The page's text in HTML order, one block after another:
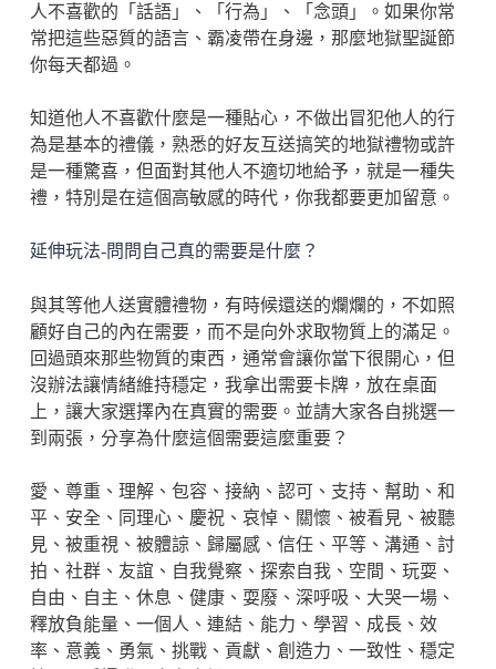
人不喜歡的「話語」、「行為」、「念頭」。如果你常
常把這些惡質的語言、霸凌帶在身邊，那麼地獄聖誕節
你每天都過。
知道他人不喜歡什麼是一種貼心，不做出冒犯他人的行
為是基本的禮儀，熟悉的好友互送搞笑的地獄禮物或許
是一種驚喜，但面對其他人不適切地給予，就是一種失
禮，特別是在這個高敏感的時代，你我都要更加留意。
延伸玩法-問問自己真的需要是什麼？
與其等他人送實體禮物，有時候還送的爛爛的，不如照
顧好自己的內在需要，而不是向外求取物質上的滿足。
回過頭來那些物質的東西，通常會讓你當下很開心，但
沒辦法讓情緒維持穩定，我拿出需要卡牌，放在桌面
上，讓大家選擇內在真實的需要。並請大家各自挑選一
到兩張，分享為什麼這個需要這麼重要？
愛、尊重、理解、包容、接納、認可、支持、幫助、和
平、安全、同理心、慶祝、哀悼、關懷、被看見、被聽
見、被重視、被體諒、歸屬感、信任、平等、溝通、討
拍、社群、友誼、自我覺察、探索自我、空間、玩耍、
自由、自主、休息、健康、耍廢、深呼吸、大哭一場、
釋放負能量、一個人、連結、能力、學習、成長、效
率、意義、勇氣、挑戰、貢獻、創造力、一致性、穩定